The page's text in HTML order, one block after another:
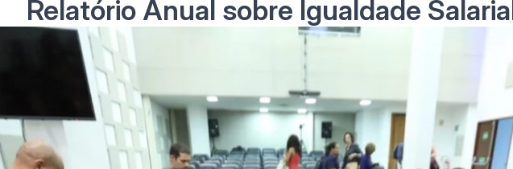
Relatório Anual sobre Igualdade